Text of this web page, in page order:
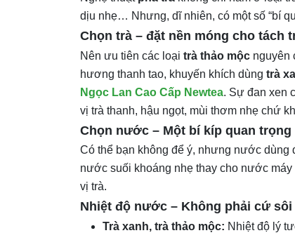
dịu nhẹ… Nhưng, dĩ nhiên, có một số “bí
Chọn trà – đặt nền móng cho tách
Nên ưu tiên các loại trà thảo mộc nguyên
hương thanh tao, khuyến khích dùng trà
Ngọc Lan Cao Cấp Newtea. Sự đan xen
vị trà thanh, hậu ngọt, mùi thơm nhẹ chứ
Chọn nước – Một bí kíp quan trọng
Có thể bạn không để ý, nhưng nước dùng
nước suối khoáng nhẹ thay cho nước
vị trà.
Nhiệt độ nước – Không phải cứ
Trà xanh, trà thảo mộc: Nhiệt độ lý